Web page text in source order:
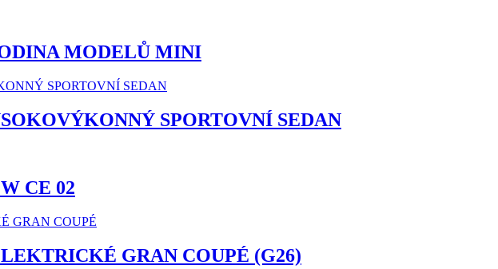
MODELŮ MINI
SPORTOVNÍ SEDAN
CE 02
GRAN COUPÉ (G26)